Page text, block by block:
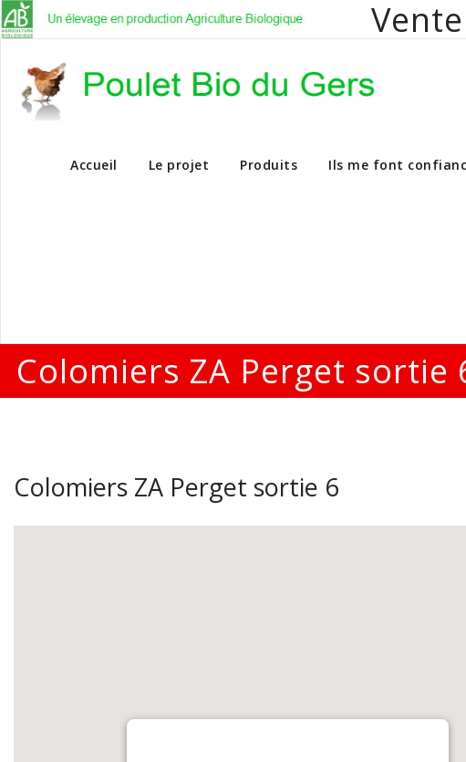
Vente en direct
Accueil Le projet Produits Ils me font
Colomiers ZA Perget sortie
Colomiers ZA Perget sortie 6